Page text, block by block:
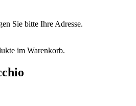
Sie bitte Ihre Adresse.
im Warenkorb.